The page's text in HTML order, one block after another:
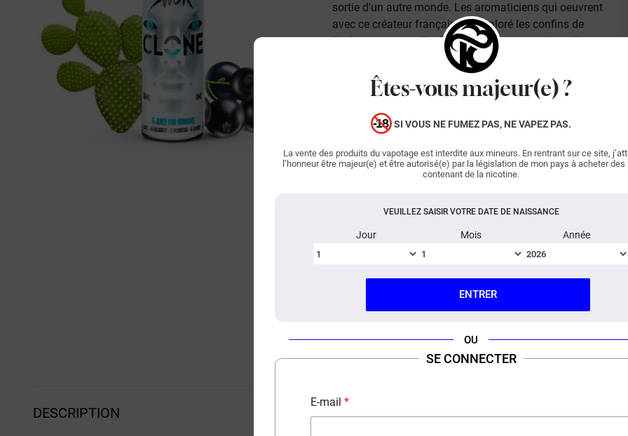
Êtes-vous majeur(e) ?
SI VOUS NE FUMEZ PAS, NE VAPEZ PAS.
La vente des produits du vapotage est interdite aux mineurs. En rentrant sur ce site,
l’honneur être majeur(e) et être autorisé(e) par la législation de mon pays à acheter des
contenant de la nicotine.
VEUILLEZ SAISIR VOTRE DATE DE NAISSANCE
Jour Mois Année
ENTRER
OU
SE CONNECTER
E-mail
sortie d'un autre monde. Les aromaticiens qui oeuvrent
avec ce créateur français ont exploré les confins de
l'univers pour cueillir des ingrédients exceptionnellement
alléchants. Armé de détermination et d'inventivité,
Swoke a donné naissance au e-liquide Clone. Cette fiole
imposante abrite un assemblage époustouflant de
aromatique qui oscille entre la douceur et l'intensité. Le
aventure mémorable et complexe. Avec cette mixture
parfaitement équilibrée, Swoke enchante les amateurs
un monde fascinant.
E-liquide boosté en arômes , vendu en flacon
Fabriqué en France ; Dosage PG/VG : 50% / 50%.
FICHE TECHNIQUE
DESCRIPTION